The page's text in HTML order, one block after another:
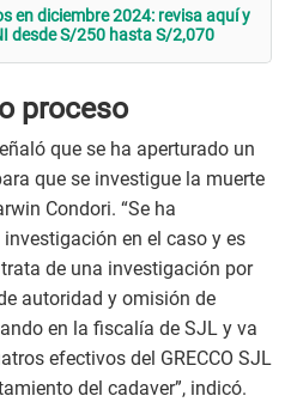
en diciembre 2024: revisa aquí y
desde S/250 hasta S/2,070
proceso
que se ha aperturado un
que se investigue la muerte
Condori. “Se ha
en el caso y es
de una investigación por
autoridad y omisión de
en la fiscalía de SJL y va
efectivos del GRECCO SJL
del cadaver”, indicó.